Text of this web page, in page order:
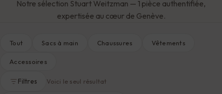
Notre sélection Stuart Weitzman — 1 pièce authentifiée,
expertisée au cœur de Genève.
Tout Sacs à main Chaussures Vêtements
Accessoires
Filtres Voici le seul résultat